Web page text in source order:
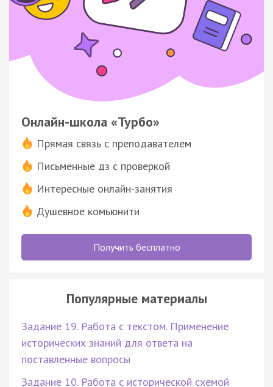
Онлайн-школа «Турбо»
Прямая связь с преподавателем
Письменные дз с проверкой
Интересные онлайн-занятия
Душевное комьюнити
Получить бесплатно
Популярные материалы
Задание 19. Работа с текстом. Применение
исторических знаний для ответа на
поставленные вопросы
Задание 10. Работа с исторической схемой